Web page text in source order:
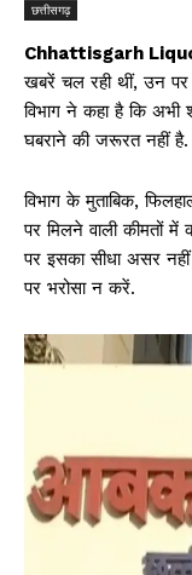
छत्तीसगढ़
Chhattisgarh
खबरें चल रही थीं, उन पर
विभाग ने कहा है कि अभी
घबराने की जरूरत नहीं है.
विभाग के मुताबिक,
पर मिलने वाली कीमतों में
पर इसका सीधा असर नहीं
पर भरोसा न करें.